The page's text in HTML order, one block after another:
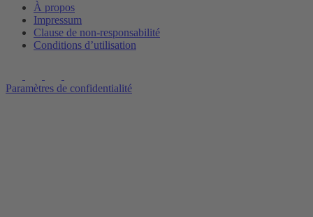
À propos
Impressum
Clause de non-responsabilité
Conditions d’utilisation
Paramètres de confidentialité